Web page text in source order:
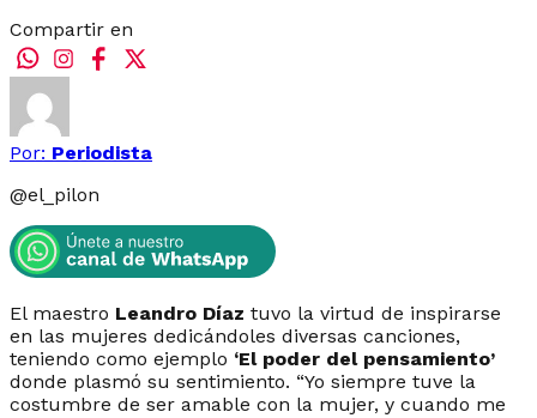
Compartir en
Por: Periodista
@el_pilon
El maestro Leandro Díaz tuvo la virtud de inspirarse
en las mujeres dedicándoles diversas canciones,
teniendo como ejemplo ‘El poder del pensamiento’
donde plasmó su sentimiento. “Yo siempre tuve la
costumbre de ser amable con la mujer, y cuando me